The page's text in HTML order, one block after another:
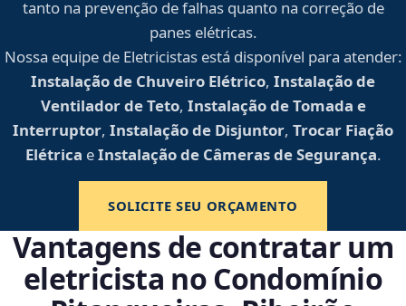
tanto na prevenção de falhas quanto na correção de
panes elétricas.
Nossa equipe de Eletricistas está disponível para atender:
Instalação de Chuveiro Elétrico, Instalação de
Ventilador de Teto, Instalação de Tomada e
Interruptor, Instalação de Disjuntor, Trocar Fiação
Elétrica eInstalação de Câmeras de Segurança.
SOLICITE SEU ORÇAMENTO
Vantagens de contratar um
eletricista no Condomínio